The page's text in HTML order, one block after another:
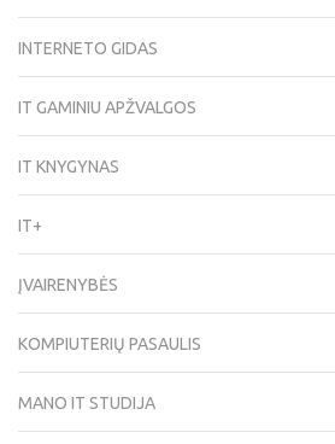
INTERNETO GIDAS
IT GAMINIU APŽVALGOS
IT KNYGYNAS
IT+
ĮVAIRENYBĖS
KOMPIUTERIŲ PASAULIS
MANO IT STUDIJA